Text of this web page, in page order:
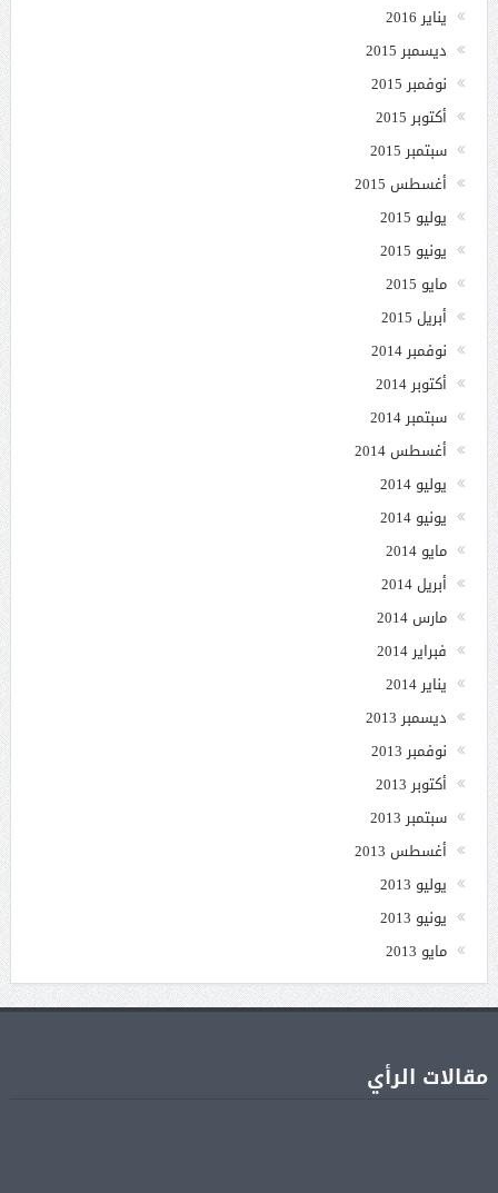
يناير 2016
ديسمبر 2015
نوفمبر 2015
أكتوبر 2015
سبتمبر 2015
أغسطس 2015
يوليو 2015
يونيو 2015
مايو 2015
أبريل 2015
نوفمبر 2014
أكتوبر 2014
سبتمبر 2014
أغسطس 2014
يوليو 2014
يونيو 2014
مايو 2014
أبريل 2014
مارس 2014
فبراير 2014
يناير 2014
ديسمبر 2013
نوفمبر 2013
أكتوبر 2013
سبتمبر 2013
أغسطس 2013
يوليو 2013
يونيو 2013
مايو 2013
مقالات الرأي